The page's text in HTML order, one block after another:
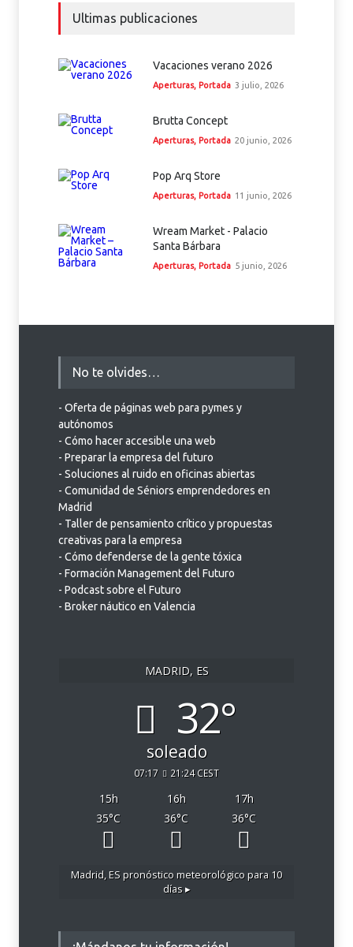
Ultimas publicaciones
Vacaciones verano 2026
Aperturas, Portada 3 julio, 2026
Brutta Concept
Aperturas, Portada 20 junio, 2026
Pop Arq Store
Aperturas, Portada 11 junio, 2026
Wream Market - Palacio
Santa Bárbara
Aperturas, Portada 5 junio, 2026
No te olvides…
- Oferta de páginas web para pymes y
autónomos
- Cómo hacer accesible una web
- Preparar la empresa del futuro
- Soluciones al ruido en oficinas abiertas
- Comunidad de Séniors emprendedores en
Madrid
- Taller de pensamiento crítico y propuestas
creativas para la empresa
- Cómo defenderse de la gente tóxica
- Formación Management del Futuro
- Podcast sobre el Futuro
- Broker náutico en Valencia
MADRID, ES
32°
soleado
07:17 21:24 CEST
15h 16h 17h
35°C 36°C 36°C
Madrid, ESpronóstico meteorológico para 10
días ▸